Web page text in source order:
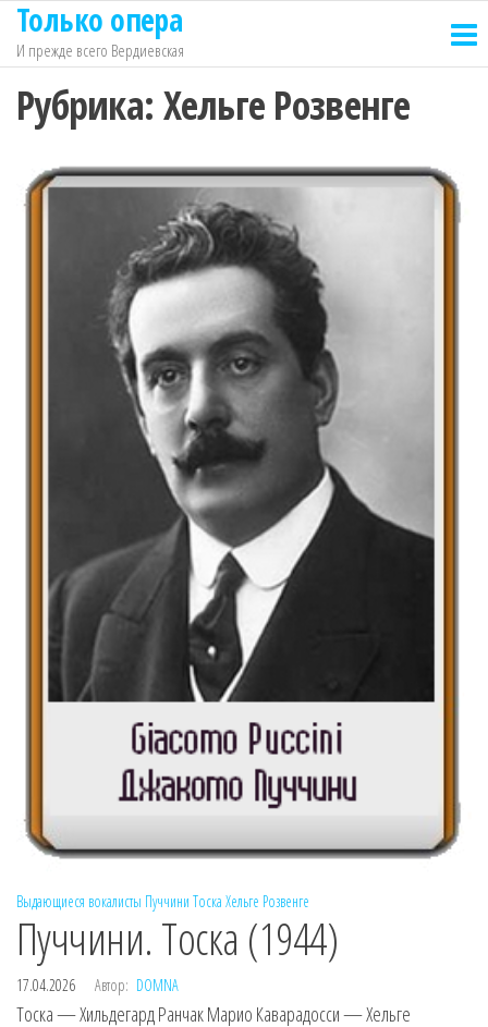
Перейти
содержимому
Только опера
И прежде всего Вердиевская
Рубрика: Хельге Розвенге
Выдающиеся вокалисты Пуччини Тоска Хельге Розвенге
Пуччини. Тоска (1944)
17.04.2026 Автор: DOMNA
Тоска — Хильдегард Ранчак Марио Каварадосси — Хельге